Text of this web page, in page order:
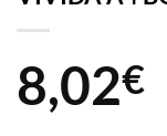
8,02€